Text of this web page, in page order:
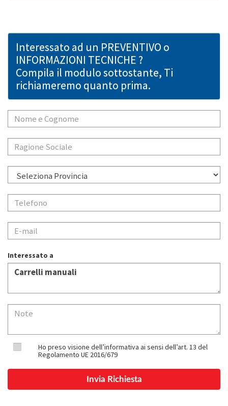
Interessato ad un PREVENTIVO o
INFORMAZIONI TECNICHE ?
Compila il modulo sottostante, Ti
richiameremo quanto prima.
Interessato a
Ho preso visione dell’informativa ai sensi dell’art. 13 del
Regolamento UE 2016/679